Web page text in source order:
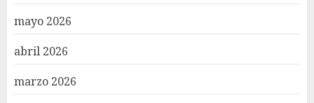
mayo 2026
abril 2026
marzo 2026